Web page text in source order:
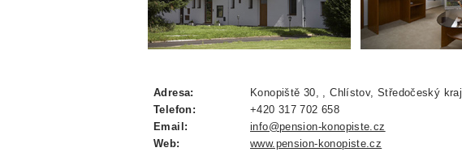
Adresa:
Konopiště 30, , Chlístov, Středočeský kraj
Telefon:
+420 317 702 658
Email:
info@pension-konopiste.cz
Web:
www.pension-konopiste.cz